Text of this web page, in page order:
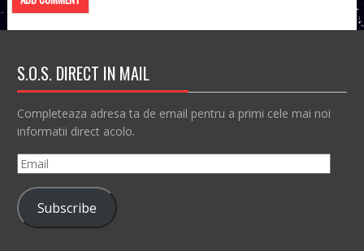
S.O.S. DIRECT IN MAIL
Completeaza adresa ta de email pentru a primi cele mai noi
informatii direct acolo.
Email
Subscribe